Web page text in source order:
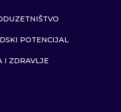
POTENCIJAL
I ZDRAVLJE